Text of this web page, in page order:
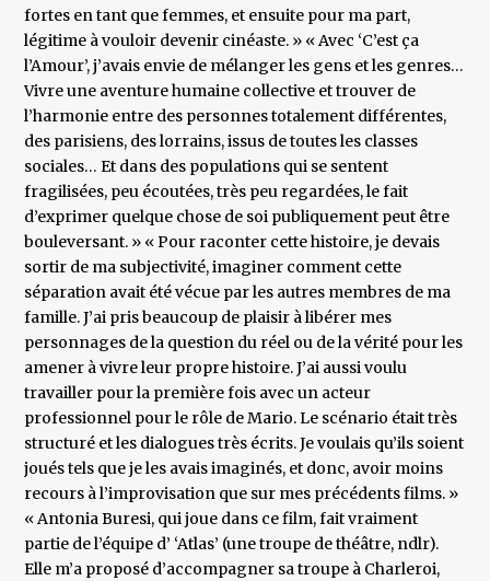
fortes en tant que femmes, et ensuite pour ma part,
légitime à vouloir devenir cinéaste. » « Avec ‘C’est ça
l’Amour’, j’avais envie de mélanger les gens et les genres…
Vivre une aventure humaine collective et trouver de
l’harmonie entre des personnes totalement différentes,
des parisiens, des lorrains, issus de toutes les classes
sociales… Et dans des populations qui se sentent
fragilisées, peu écoutées, très peu regardées, le fait
d’exprimer quelque chose de soi publiquement peut être
bouleversant. » « Pour raconter cette histoire, je devais
sortir de ma subjectivité, imaginer comment cette
séparation avait été vécue par les autres membres de ma
famille. J’ai pris beaucoup de plaisir à libérer mes
personnages de la question du réel ou de la vérité pour les
amener à vivre leur propre histoire. J’ai aussi voulu
travailler pour la première fois avec un acteur
professionnel pour le rôle de Mario. Le scénario était très
structuré et les dialogues très écrits. Je voulais qu’ils soient
joués tels que je les avais imaginés, et donc, avoir moins
recours à l’improvisation que sur mes précédents films. »
« Antonia Buresi, qui joue dans ce film, fait vraiment
partie de l’équipe d’ ‘Atlas’ (une troupe de théâtre, ndlr).
Elle m’a proposé d’accompagner sa troupe à Charleroi,